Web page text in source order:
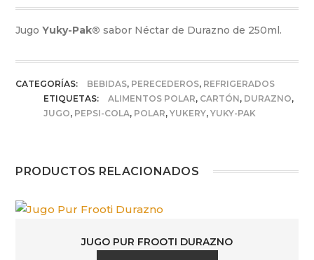
JugoYuky-Pak® sabor Néctar de Durazno de 250ml.
CATEGORÍAS: BEBIDAS, PERECEDEROS, REFRIGERADOS
ETIQUETAS:
ALIMENTOS POLAR, CARTÓN, DURAZNO,
JUGO, PEPSI-COLA, POLAR,YUKERY,YUKY-PAK
PRODUCTOS RELACIONADOS
JUGO PUR FROOTI DURAZNO